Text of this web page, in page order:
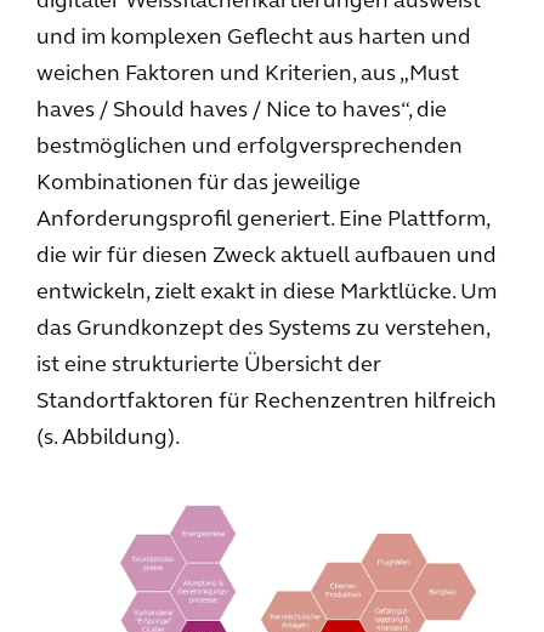
und im komplexen Geflecht aus harten und
weichen Faktoren und Kriterien, aus „Must
haves / Should haves / Nice to haves“, die
bestmöglichen und erfolgversprechenden
Kombinationen für das jeweilige
Anforderungsprofil generiert. Eine Plattform,
die wir für diesen Zweck aktuell aufbauen und
entwickeln, zielt exakt in diese Marktlücke. Um
das Grundkonzept des Systems zu verstehen,
ist eine strukturierte Übersicht der
Standortfaktoren für Rechenzentren hilfreich
(s. Abbildung).